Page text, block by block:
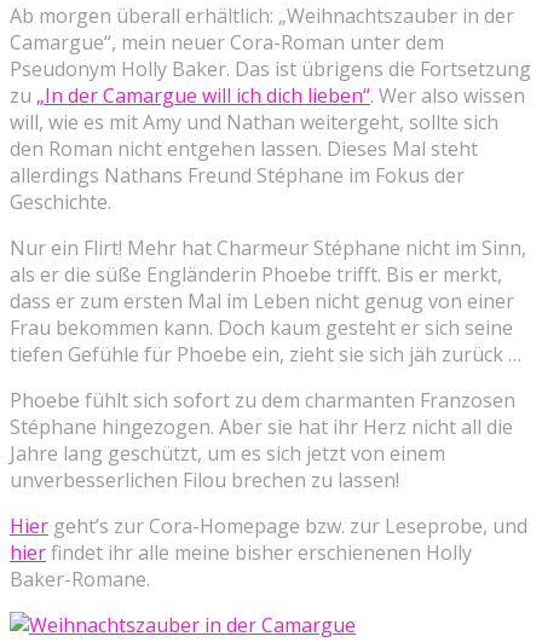
Ab morgen überall erhältlich: „Weihnachtszauber in der
Camargue“, mein neuer Cora-Roman unter dem
Pseudonym Holly Baker. Das ist übrigens die Fortsetzung
zu „In der Camargue will ich dich lieben“. Wer also wissen
will, wie es mit Amy und Nathan weitergeht, sollte sich
den Roman nicht entgehen lassen. Dieses Mal steht
allerdings Nathans Freund Stéphane im Fokus der
Geschichte.
Nur ein Flirt! Mehr hat Charmeur Stéphane nicht im Sinn,
als er die süße Engländerin Phoebe trifft. Bis er merkt,
dass er zum ersten Mal im Leben nicht genug von einer
Frau bekommen kann. Doch kaum gesteht er sich seine
tiefen Gefühle für Phoebe ein, zieht sie sich jäh zurück …
Phoebe fühlt sich sofort zu dem charmanten Franzosen
Stéphane hingezogen. Aber sie hat ihr Herz nicht all die
Jahre lang geschützt, um es sich jetzt von einem
unverbesserlichen Filou brechen zu lassen!
Hier geht’s zur Cora-Homepage bzw. zur Leseprobe, und
hierfindet ihr alle meine bisher erschienenen Holly
Baker-Romane.